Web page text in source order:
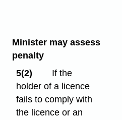
Minister may assess
penalty
5(2)
If the
holder of a licence
fails to comply with
the licence or an